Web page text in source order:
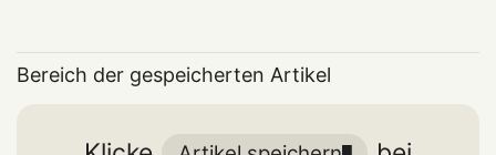
Bereich der gespeicherten Artikel